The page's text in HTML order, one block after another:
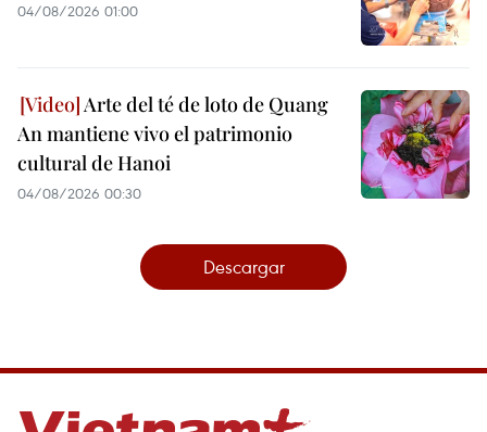
04/08/2026 01:00
Arte del té de loto de Quang
An mantiene vivo el patrimonio
cultural de Hanoi
04/08/2026 00:30
Descargar